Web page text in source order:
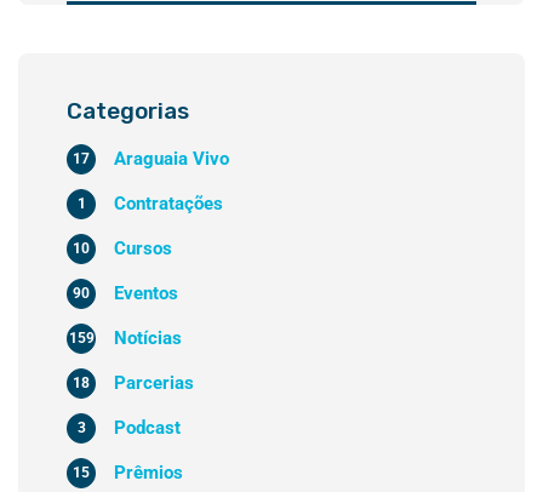
Categorias
Araguaia Vivo
17
Contratações
1
Cursos
10
Eventos
90
Notícias
159
Parcerias
18
Podcast
3
Prêmios
15